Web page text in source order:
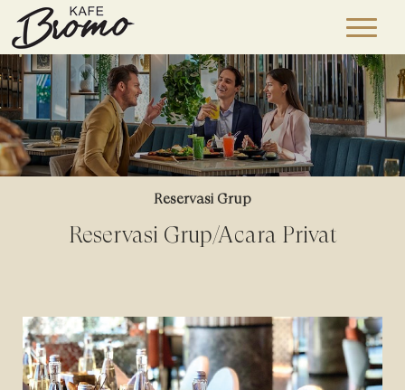
Reservasi Grup
Reservasi Grup/Acara Privat